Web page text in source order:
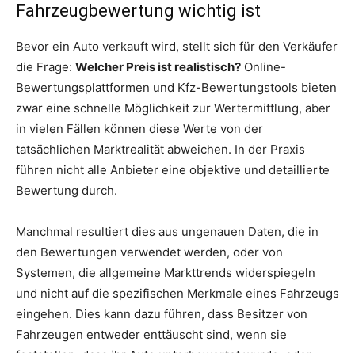
Fahrzeugbewertung wichtig ist
Bevor ein Auto verkauft wird, stellt sich für den Verkäufer
die Frage: Welcher Preis ist realistisch? Online-
Bewertungsplattformen und Kfz-Bewertungstools bieten
zwar eine schnelle Möglichkeit zur Wertermittlung, aber
in vielen Fällen können diese Werte von der
tatsächlichen Marktrealität abweichen. In der Praxis
führen nicht alle Anbieter eine objektive und detaillierte
Bewertung durch.
Manchmal resultiert dies aus ungenauen Daten, die in
den Bewertungen verwendet werden, oder von
Systemen, die allgemeine Markttrends widerspiegeln
und nicht auf die spezifischen Merkmale eines Fahrzeugs
eingehen. Dies kann dazu führen, dass Besitzer von
Fahrzeugen entweder enttäuscht sind, wenn sie